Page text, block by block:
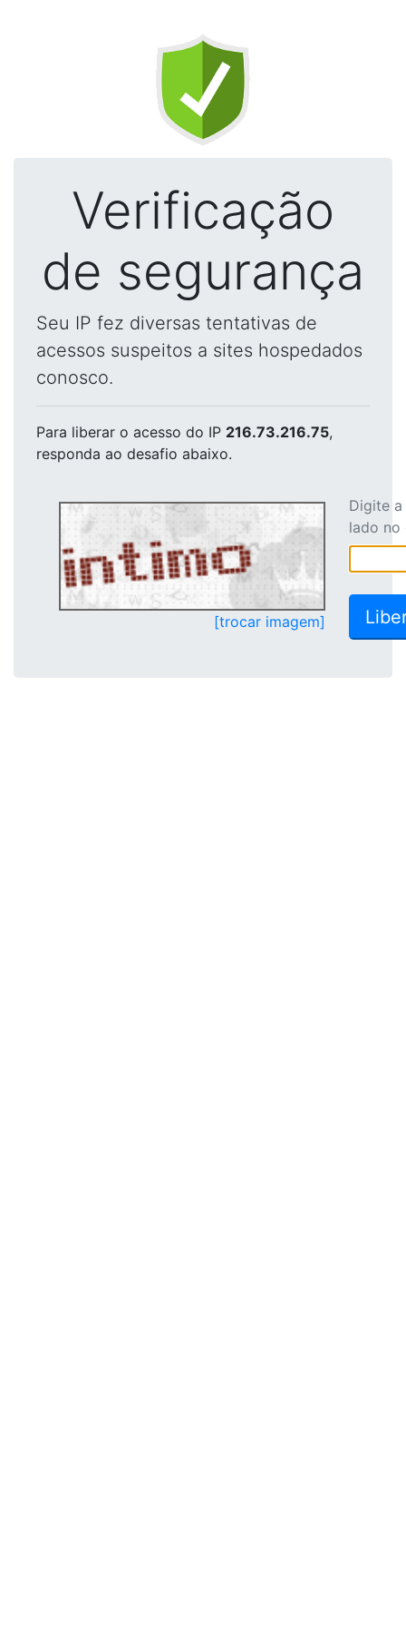
Verificação
de segurança
Seu IP fez diversas tentativas de
acessos suspeitos a sites hospedados
conosco.
Para liberar o acesso do IP 216.73.216.75,
responda ao desafio abaixo.
[trocar imagem]
Digite
lado no